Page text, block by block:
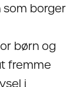
som borger
børn og
fremme
i